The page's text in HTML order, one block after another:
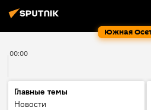
Южная
00:00
Главные темы
Новости